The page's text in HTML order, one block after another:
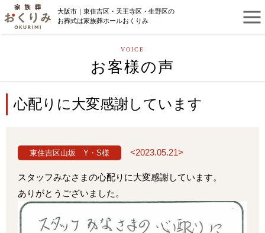
大阪市｜東住吉区・天王寺区・生野区の
お葬式は家族葬ホールおくりみ
VOICE
お客様の声
心配りに大変感謝しています
東住吉区山坂 Y・S様 <2023.05.21>
スタッフみなさまの心配りに大変感謝しています。
ありがとうございました。